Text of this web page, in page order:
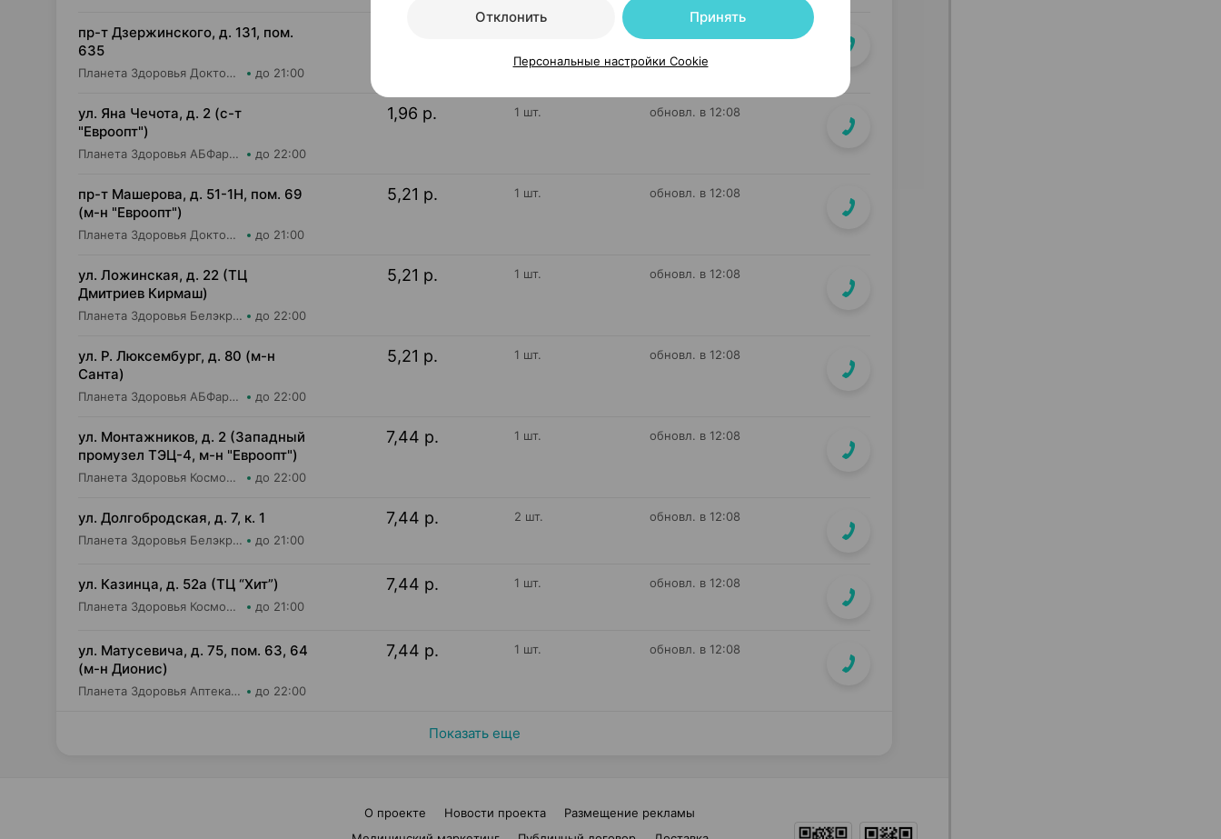
пр-т Дзержинского, д. 131, пом.
635
Планета Здоровья Доктор Время ООО Аптека №52 до 21:00
ул. Яна Чечота, д. 2 (с-т
"Евроопт")
Планета Здоровья АБФармация ИООО Аптека №26 до 22:00
1,96 р. 1 шт. обновл. в 12:08
пр-т Машерова, д. 51-1Н, пом. 69
(м-н "Евроопт")
Планета Здоровья Доктор Таир ООО Аптека №8 до 21:00
5,21 р. 1 шт. обновл. в 12:08
ул. Ложинская, д. 22 (ТЦ
Дмитриев Кирмаш)
Планета Здоровья Белэкрос ОДО Аптека №3 до 22:00
5,21 р. 1 шт. обновл. в 12:08
ул. Р. Люксембург, д. 80 (м-н
Санта)
Планета Здоровья АБФармация ИООО Аптека №7 до 22:00
5,21 р. 1 шт. обновл. в 12:08
ул. Монтажников, д. 2 (Западный
промузел ТЭЦ-4, м-н "Евроопт")
Планета Здоровья КосмоФарма ООО Аптека №19 до 22:00
7,44 р. 1 шт. обновл. в 12:08
ул. Долгобродская, д. 7, к. 1
Планета Здоровья Белэкрос ОДО Аптека №1 до 21:00
7,44 р. 2 шт. обновл. в 12:08
ул. Казинца, д. 52а (ТЦ “Хит”)
Планета Здоровья КосмоФарма ООО Аптека №17 до 21:00
7,44 р. 1 шт. обновл. в 12:08
ул. Матусевича, д. 75, пом. 63, 64
(м-н Дионис)
Планета Здоровья Аптека №28 ООО Аптека №4 до 22:00
7,44 р. 1 шт. обновл. в 12:08
Показать еще
О проекте Новости проекта
Размещение рекламы
Отклонить Принять
Персональные настройки Cookie